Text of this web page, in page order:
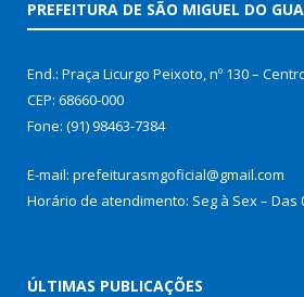
PREFEITURA DE SÃO MIGUEL DO
End.: Praça Licurgo Peixoto, nº 130 –
CEP: 68660-000
Fone: (91) 98463-7384
E-mail: prefeiturasmgoficial@gmail.com
Horário de atendimento: Seg à Sex – Das
ÚLTIMAS PUBLICAÇÕES